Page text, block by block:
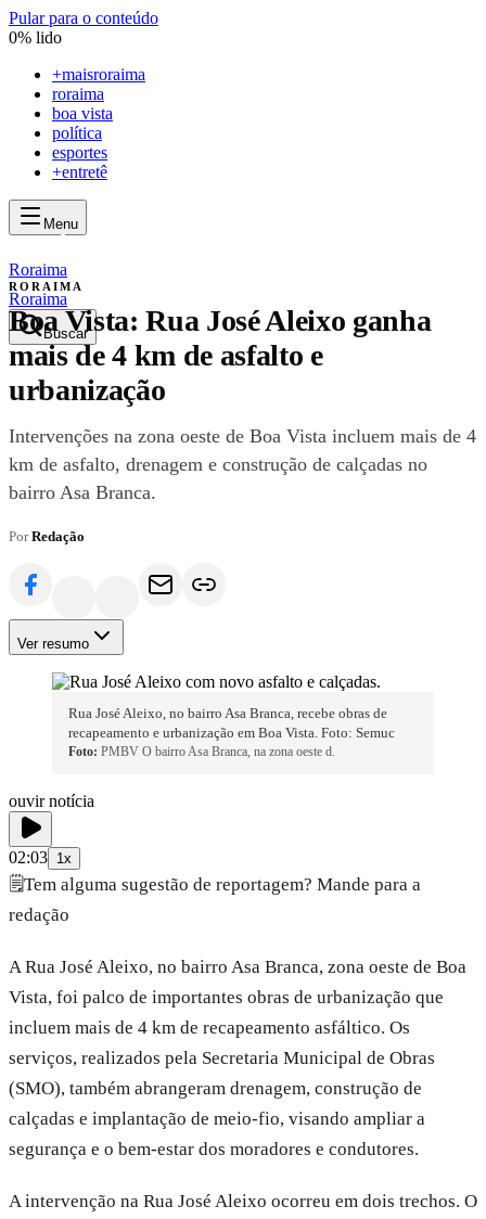
Pular para o conteúdo
0% lido
+maisroraima
roraima
boa vista
política
esportes
+entretê
Menu
maisroraima
mais
Roraima
Buscar
Roraima
RORAIMA
Boa Vista: Rua José Aleixo ganha
mais de 4 km de asfalto e
urbanização
Intervenções na zona oeste de Boa Vista incluem mais de 4
km de asfalto, drenagem e construção de calçadas no
bairro Asa Branca.
PorRedação
Ver resumo
Rua José Aleixo, no bairro Asa Branca, recebe obras de
recapeamento e urbanização em Boa Vista. Foto: Semuc
Foto: PMBV O bairro Asa Branca, na zona oeste d.
ouvir notícia
02:03 1x
🗒️Tem alguma sugestão de reportagem? Mande para a
redação
A Rua José Aleixo, no bairro Asa Branca, zona oeste de Boa
Vista, foi palco de importantes obras de urbanização que
incluem mais de 4 km de recapeamento asfáltico. Os
serviços, realizados pela Secretaria Municipal de Obras
(SMO), também abrangeram drenagem, construção de
calçadas e implantação de meio-fio, visando ampliar a
segurança e o bem-estar dos moradores e condutores.
A intervenção na Rua José Aleixo ocorreu em dois trechos. O